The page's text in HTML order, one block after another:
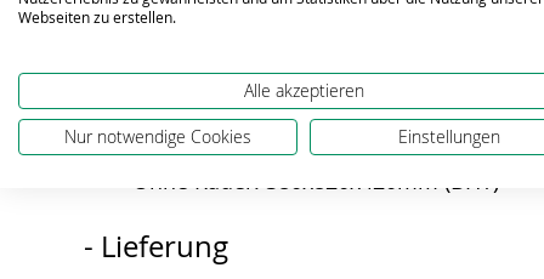
Räder: Gummi
- Maße
Gesamtmaß: 530x920x565mm (BHT)
Ohne Räder: 380x820x420mm (BHT)
- Lieferung
Webseiten zu erstellen.
Alle akzeptieren
Nur notwendige Cookies Einstellungen